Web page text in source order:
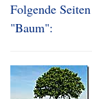
Folgende
"Baum":